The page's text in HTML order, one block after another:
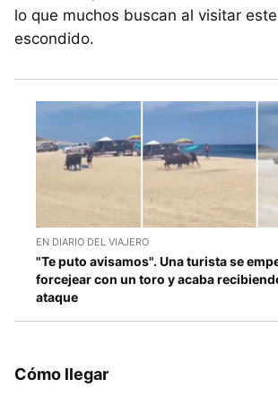
lo que muchos buscan al visitar
escondido.
EN DIARIO DEL VIAJERO
"Te puto avisamos". Una turista se
forcejear con un toro y acaba
ataque
Cómo llegar